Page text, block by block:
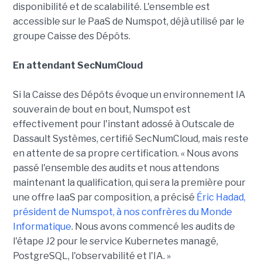
disponibilité et de scalabilité. L'ensemble est
accessible sur le PaaS de Numspot, déjà utilisé par le
groupe Caisse des Dépôts.
En attendant SecNumCloud
Si la Caisse des Dépôts évoque un environnement IA
souverain de bout en bout, Numspot est
effectivement pour l'instant adossé à Outscale de
Dassault Systèmes, certifié SecNumCloud, mais reste
en attente de sa propre certification. « Nous avons
passé l'ensemble des audits et nous attendons
maintenant la qualification, qui sera la première pour
une offre IaaS par composition, a précisé Éric Hadad,
président de Numspot, à nos confrères du Monde
Informatique. Nous avons commencé les audits de
l'étape J2 pour le service Kubernetes managé,
PostgreSQL, l'observabilité et l'IA. »